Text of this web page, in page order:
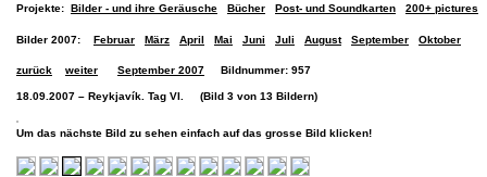
Projekte: Bilder - und ihre Geräusche Bücher Post- und Soundkarten 200+ pictures
Bilder 2007: Februar März April Mai Juni Juli August September Oktober
zurück weiter September 2007 Bildnummer: 957
18.09.2007 – Reykjavík. Tag VI. (Bild 3 von 13 Bildern)
Um das nächste Bild zu sehen einfach auf das grosse Bild klicken!